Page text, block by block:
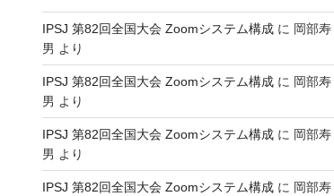
IPSJ 第82回全国大会 Zoomシステム構成に 岡部寿
男 より
IPSJ 第82回全国大会 Zoomシステム構成に 岡部寿
男 より
IPSJ 第82回全国大会 Zoomシステム構成に 岡部寿
男 より
IPSJ 第82回全国大会 Zoomシステム構成に 岡部寿